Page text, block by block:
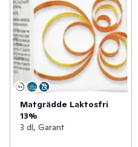
Matgrädde Laktosfri
13%
3 dl, Garant